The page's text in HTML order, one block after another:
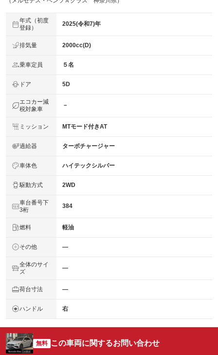
年式（初度
登録）
2025(令和7)年
排気量 2000cc(D)
乗車定員 ５名
ドア 5D
エコカー減
税対象車
－
ミッション MTモード付きAT
過給器 ターボチャージャー
車体色 ハイテックシルバー
駆動方式 2WD
車台番号下
3桁
384
燃料 軽油
その他 ―
全体のサイ
ズ
―
荷台寸法 ―
ハンドル 右
無料 この車両に関するお問い合わせ